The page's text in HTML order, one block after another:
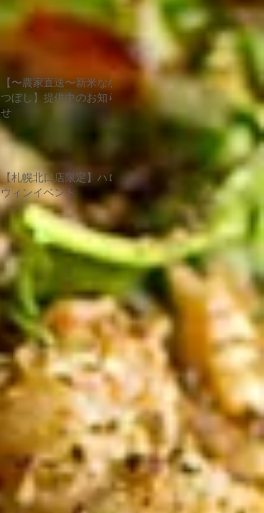
【〜農家直送〜新米なな
つぼし】提供中のお知ら
せ
【札幌北口店限定】ハロ
ウィンイベント